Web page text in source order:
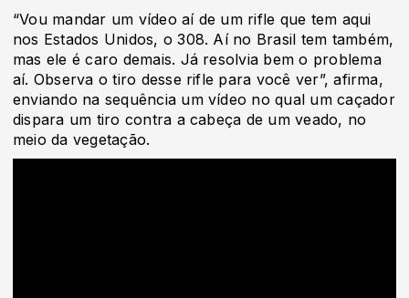
“Vou mandar um vídeo aí de um rifle que tem aqui
nos Estados Unidos, o 308. Aí no Brasil tem também,
mas ele é caro demais. Já resolvia bem o problema
aí. Observa o tiro desse rifle para você ver”, afirma,
enviando na sequência um vídeo no qual um caçador
dispara um tiro contra a cabeça de um veado, no
meio da vegetação.